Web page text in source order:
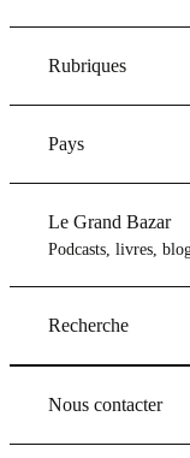
Rubriques
Pays
Le Grand Bazar
Podcasts, livres,
Recherche
Nous contacter